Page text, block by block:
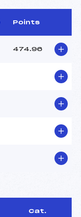
Points
474.96
Cat.